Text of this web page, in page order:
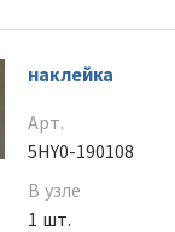
наклейка
Арт.
5HY0-190108
В узле
1 шт.